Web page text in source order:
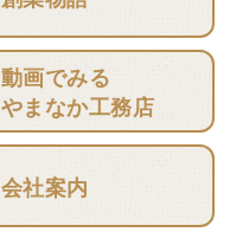
動画でみる
やまなか工務店
会社案内